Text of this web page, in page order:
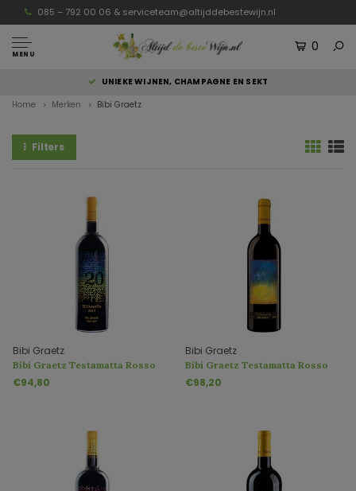
085 – 792 00 06 & serviceteam@altijddebestewijn.nl
MENU
0
UNIEKE WIJNEN, CHAMPAGNE EN SEKT
Home Merken Bibi Graetz
Filters
Bibi Graetz
Bibi Graetz Testamatta Rosso
Toscana 2019
€94,80
Bibi Graetz
Bibi Graetz Testamatta Rosso
Toscana 2020
€98,20